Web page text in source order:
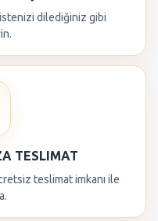
dilediğiniz gibi
TESLIMAT
teslimat imkanı ile